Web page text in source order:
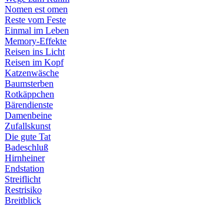
Nomen est omen
Reste vom Feste
Einmal im Leben
Memory-Effekte
Reisen ins Licht
Reisen im Kopf
Katzenwäsche
Baumsterben
Rotkäppchen
Bärendienste
Damenbeine
Zufallskunst
Die gute Tat
Badeschluß
Hirnheiner
Endstation
Streiflicht
Restrisiko
Breitblick